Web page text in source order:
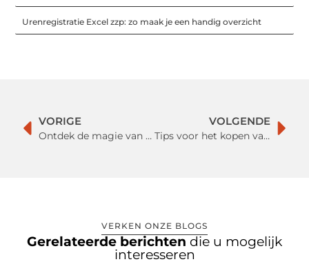
Urenregistratie Excel zzp: zo maak je een handig overzicht
VORIGE
Ontdek de magie van Rijoka hangstoelen in jouw buitenruimte
VOLGENDE
Tips voor het kopen van je eerste huis
VERKEN ONZE BLOGS
Gerelateerde berichten die u mogelijk
interesseren